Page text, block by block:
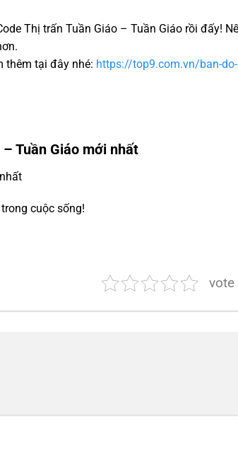
Thị trấn Tuần Giáo – Tuần Giáo rồi đấy!
thêm tại đây nhé: https://top9.com.vn/ban-do-
Tuần Giáo mới nhất
cuộc sống!